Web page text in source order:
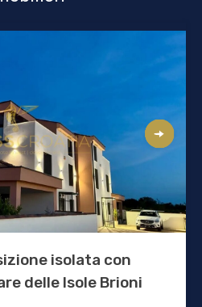
isolata con
delle Isole Brioni